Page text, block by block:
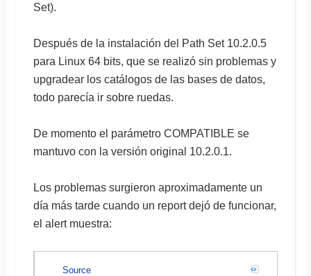
Set).
Después de la instalación del Path Set 10.2.0.5
para Linux 64 bits, que se realizó sin problemas y
upgradear los catálogos de las bases de datos,
todo parecía ir sobre ruedas.
De momento el parámetro COMPATIBLE se
mantuvo con la versión original 10.2.0.1.
Los problemas surgieron aproximadamente un
día más tarde cuando un report dejó de funcionar,
el alert muestra:
Source